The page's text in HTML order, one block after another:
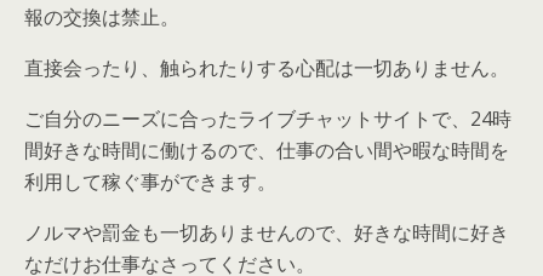
報の交換は禁止。
直接会ったり、触られたりする心配は一切ありません。
ご自分のニーズに合ったライブチャットサイトで、24時
間好きな時間に働けるので、仕事の合い間や暇な時間を
利用して稼ぐ事ができます。
ノルマや罰金も一切ありませんので、好きな時間に好き
なだけお仕事なさってください。